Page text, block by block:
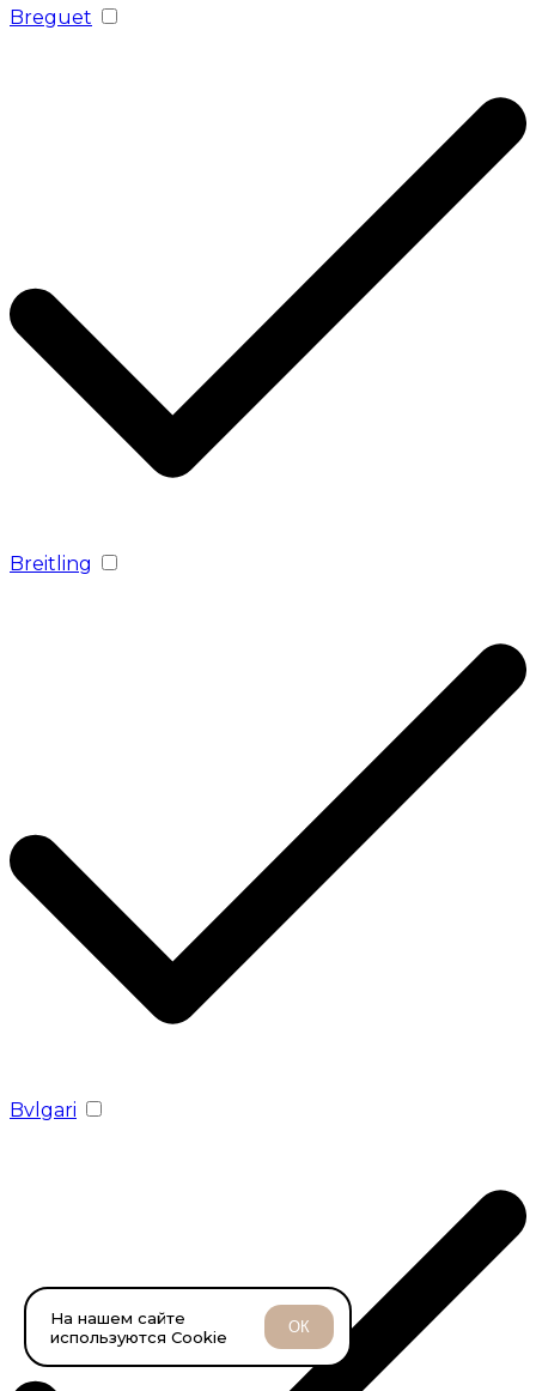
Breguet
Breitling
Bvlgari
На нашем сайте
используются Cookie
ОК